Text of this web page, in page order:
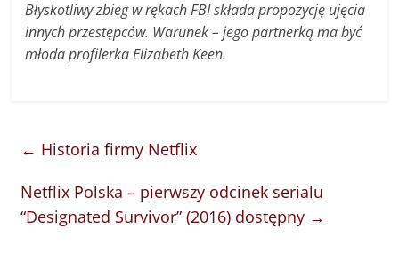
Błyskotliwy zbieg w rękach FBI składa propozycję ujęcia
innych przestępców. Warunek – jego partnerką ma być
młoda profilerka Elizabeth Keen.
← Historia firmy Netflix
Netflix Polska – pierwszy odcinek serialu
“Designated Survivor” (2016) dostępny →